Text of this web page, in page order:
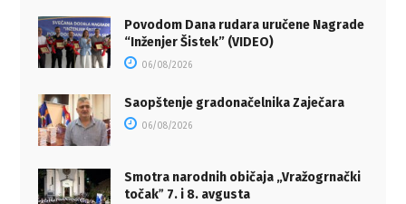
Povodom Dana rudara uručene Nagrade
“Inženjer Šistek” (VIDEO)
06/08/2026
Saopštenje gradonačelnika Zaječara
06/08/2026
Smotra narodnih običaja „Vražogrnački
točakˮ 7. i 8. avgusta